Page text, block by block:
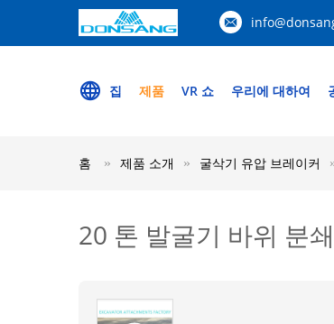
집 제품 VR 쇼 우리에 대하여
홈 제품 소개 굴삭기 유압 브레이커
20 톤 발굴기 바위 분